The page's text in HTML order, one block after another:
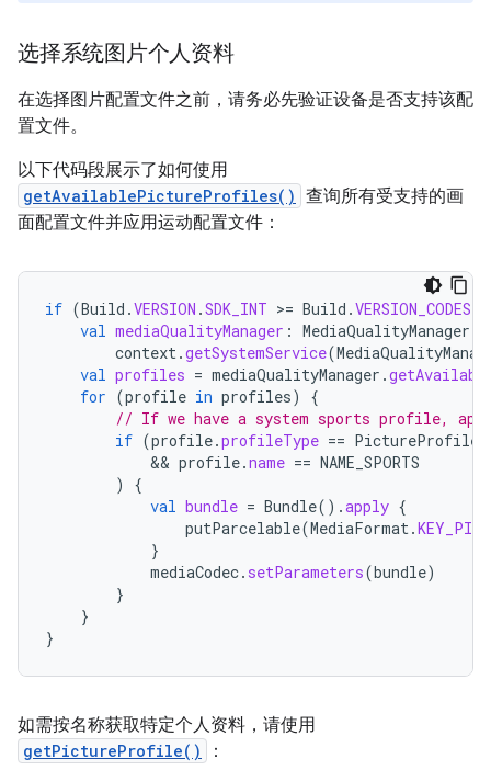
选择系统图片个人资料
在选择图片配置文件之前，请务必先验证设备是否支持该配
置文件。
以下代码段展示了如何使用
getAvailablePictureProfiles() 查询所有受支持的画
面配置文件并应用运动配置文件：
if (Build .VERSION .SDK_INT >= Build .VERSION_CODES
val mediaQualityManager : MediaQualityManager
context.getSystemService(
val profiles = mediaQualityManager .
for (profile in profiles)
{
// If we have a system sports profile,
if (profile.profileType == PictureProfile
            &&
profile.name == NAME_SPORTS
)
{
val bundle = Bundle().apply {
putParcelable(MediaFormat.
}
mediaCodec. setParameters(bundle)
}
}
}
如需按名称获取特定个人资料，请使用
getPictureProfile() ：